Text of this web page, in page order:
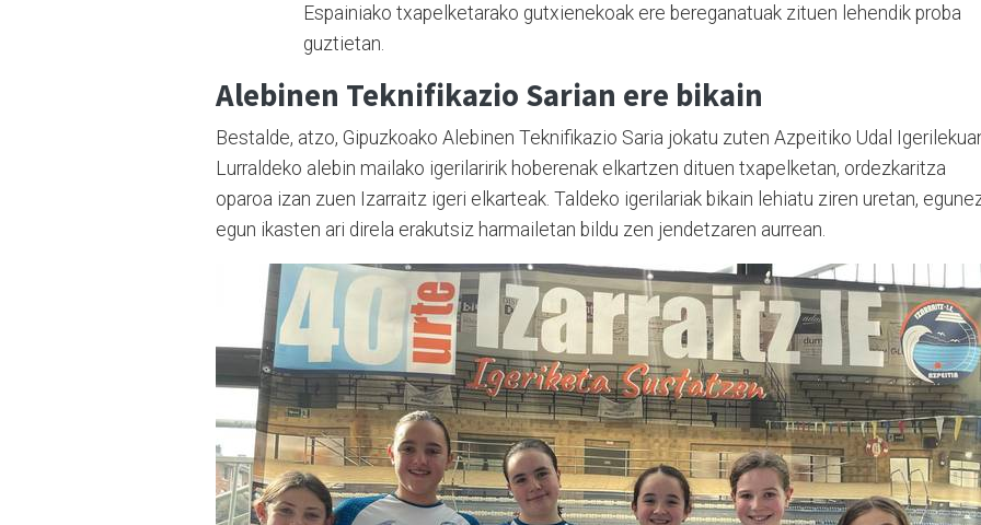
Espainiako txapelketarako gutxienekoak ere bereganatuak zituen lehendik proba
guztietan.
Alebinen Teknifikazio Sarian ere bikain
Bestalde, atzo, Gipuzkoako Alebinen Teknifikazio Saria jokatu zuten Azpeitiko Udal
Lurraldeko alebin mailako igerilaririk hoberenak elkartzen dituen txapelketan, ordezkaritza
oparoa izan zuen Izarraitz igeri elkarteak. Taldeko igerilariak bikain lehiatu ziren uretan,
egun ikasten ari direla erakutsiz harmailetan bildu zen jendetzaren aurrean.